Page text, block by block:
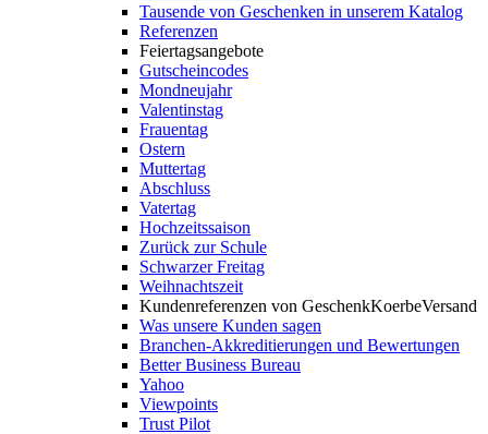
Tausende von Geschenken in unserem Katalog
Referenzen
Feiertagsangebote
Gutscheincodes
Mondneujahr
Valentinstag
Frauentag
Ostern
Muttertag
Abschluss
Vatertag
Hochzeitssaison
Zurück zur Schule
Schwarzer Freitag
Weihnachtszeit
Kundenreferenzen von GeschenkKoerbeVersand
Was unsere Kunden sagen
Branchen-Akkreditierungen und Bewertungen
Better Business Bureau
Yahoo
Viewpoints
Trust Pilot